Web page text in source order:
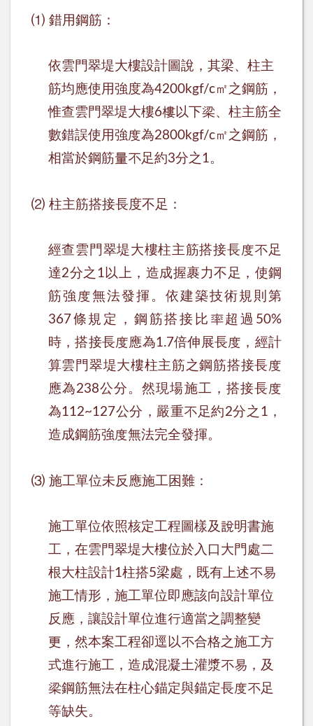
⑴ 錯用鋼筋：
依雲門翠堤大樓設計圖說，其梁、柱主
筋均應使用強度為4200kgf/c㎡之鋼筋，
惟查雲門翠堤大樓6樓以下梁、柱主筋全
數錯誤使用強度為2800kgf/c㎡之鋼筋，
相當於鋼筋量不足約3分之 1。
⑵ 柱主筋搭接長度不足：
經查雲門翠堤大樓柱主筋搭接長度不足
達2分之 1 以上，造成握裹力不足，使鋼
筋強度無法發揮。依建築技術規則第
367條規定，鋼筋搭接比率超過 50%
時，搭接長度應為1.7倍伸展長度，經計
算雲門翠堤大樓柱主筋之鋼筋搭接長度
應為238公分。然現場施工，搭接長度
為112~127公分，嚴重不足約2分之 1 ，
造成鋼筋強度無法完全發揮。
⑶ 施工單位未反應施工困難：
施工單位依照核定工程圖樣及說明書施
工，在雲門翠堤大樓位於入口大門處二
根大柱設計1柱搭5梁處，既有上述不易
施工情形，施工單位即應該向設計單位
反應，讓設計單位進行適當之調整變
更，然本案工程卻逕以不合格之施工方
式進行施工，造成混凝土灌漿不易，及
梁鋼筋無法在柱心錨定與錨定長度不足
等缺失。